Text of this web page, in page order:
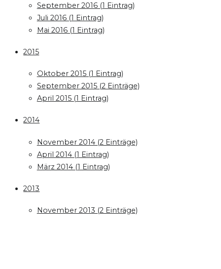
September 2016 (1 Eintrag)
Juli 2016 (1 Eintrag)
Mai 2016 (1 Eintrag)
2015
Oktober 2015 (1 Eintrag)
September 2015 (2 Einträge)
April 2015 (1 Eintrag)
2014
November 2014 (2 Einträge)
April 2014 (1 Eintrag)
März 2014 (1 Eintrag)
2013
November 2013 (2 Einträge)